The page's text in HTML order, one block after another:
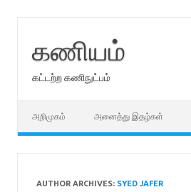
கணியம்
கட்டற்ற கணிநுட்பம்
அறிமுகம் அனைத்து இதழ்கள்
AUTHOR ARCHIVES: SYED JAFER